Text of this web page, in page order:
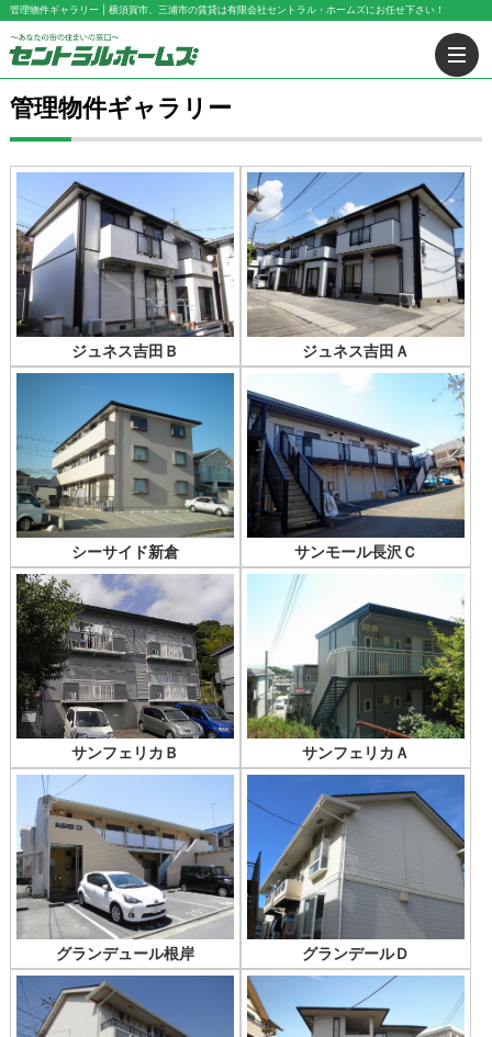
管理物件ギャラリー | 横須賀市、三浦市の賃貸は有限会社セントラル・ホームズにお任せ下さい！
管理物件ギャラリー
ジュネス吉田Ｂ ジュネス吉田Ａ
シーサイド新倉 サンモール長沢Ｃ
サンフェリカＢ サンフェリカＡ
グランデュール根岸 グランデールＤ